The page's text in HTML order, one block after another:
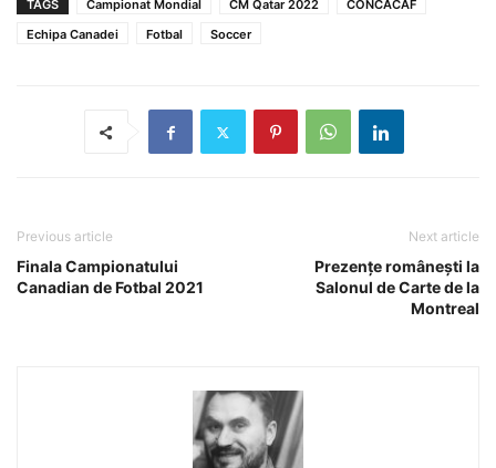
TAGS Campionat Mondial CM Qatar 2022
CONCACAF
Echipa Canadei
Fotbal Soccer
Previous article
Finala Campionatului
Canadian de Fotbal 2021
Next article
Prezențe românești la
Salonul de Carte de la
Montreal